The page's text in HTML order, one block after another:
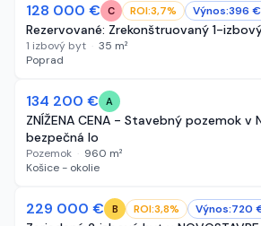
NOVÉ
128 000 € C ROI:3,7% Výnos:396
Rezervované: Zrekonštruovaný 1-
1 izbový byt · 35 m²
Poprad
NOVÉ
134 200 € A
ZNÍŽENA CENA - Stavebný pozemok v
bezpečná lo
Pozemok · 960 m²
Košice - okolie
NOVÉ
229 000 € B ROI:3,8% Výnos:720